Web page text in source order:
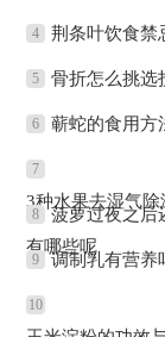
4 荆条叶饮食禁
5 骨折怎么挑选
6 蕲蛇的食用方
7
3种水果去湿气
有哪些呢
8 菠萝过夜之后
9 调制乳有营养
10